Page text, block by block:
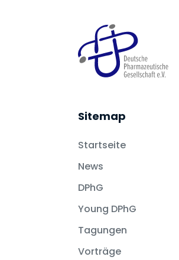
Sitemap
Startseite
News
DPhG
Young DPhG
Tagungen
Vorträge